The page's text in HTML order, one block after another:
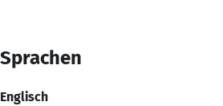
Sprachen
Englisch